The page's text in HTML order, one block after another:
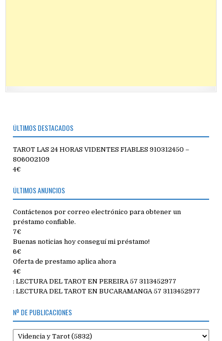
ÚLTIMOS DESTACADOS
TAROT LAS 24 HORAS VIDENTES FIABLES 910312450 –
806002109
4€
ÚLTIMOS ANUNCIOS
Contáctenos por correo electrónico para obtener un
préstamo confiable.
7€
Buenas noticias hoy conseguí mi préstamo!
6€
Oferta de prestamo aplica ahora
4€
: LECTURA DEL TAROT EN PEREIRA 57 3113452977
: LECTURA DEL TAROT EN BUCARAMANGA 57 3113452977
Nº DE PUBLICACIONES